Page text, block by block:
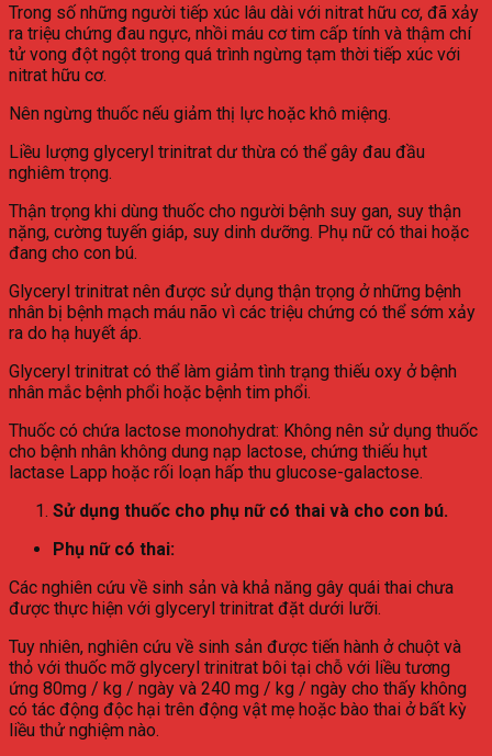
Trong số những người tiếp xúc lâu dài với nitrat hữu cơ, đã xảy
ra triệu chứng đau ngực, nhồi máu cơ tim cấp tính và thậm chí
tử vong đột ngột trong quá trình ngừng tạm thời tiếp xúc với
nitrat hữu cơ.
Nên ngừng thuốc nếu giảm thị lực hoặc khô miệng.
Liều lượng glyceryl trinitrat dư thừa có thể gây đau đầu
nghiêm trọng.
Thận trọng khi dùng thuốc cho người bệnh suy gan, suy thận
nặng, cường tuyến giáp, suy dinh dưỡng. Phụ nữ có thai hoặc
đang cho con bú.
Glyceryl trinitrat nên được sử dụng thận trọng ở những bệnh
nhân bị bệnh mạch máu não vì các triệu chứng có thể sớm xảy
ra do hạ huyết áp.
Glyceryl trinitrat có thể làm giảm tình trạng thiếu oxy ở bệnh
nhân mắc bệnh phổi hoặc bệnh tim phổi.
Thuốc có chứa lactose monohydrat: Không nên sử dụng thuốc
cho bệnh nhân không dung nạp lactose, chứng thiếu hụt
lactase Lapp hoặc rối loạn hấp thu glucose-galactose.
Sử dụng thuốc cho phụ nữ có thai và cho con bú.
Phụ nữ có thai:
Các nghiên cứu về sinh sản và khả năng gây quái thai chưa
được thực hiện với glyceryl trinitrat đặt dưới lưỡi.
Tuy nhiên, nghiên cứu về sinh sản được tiến hành ở chuột và
thỏ với thuốc mỡ glyceryl trinitrat bôi tại chỗ với liều tương
ứng 80mg / kg / ngày và 240 mg / kg / ngày cho thấy không
có tác động độc hại trên động vật mẹ hoặc bào thai ở bất kỳ
liều thử nghiệm nào.